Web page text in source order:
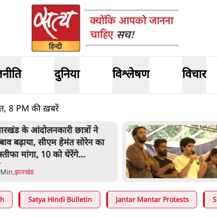
दुनिया विश्लेषण विचार
8 PM की ख़बरें
के आंदोलनकारी छात्रों ने
बढ़ाया, सीएम हेमंत सोरेन का
मांगा, 10 को घेरेंगे
.झारखंड
Satya Hindi Bulletin Jantar Mantar Protests